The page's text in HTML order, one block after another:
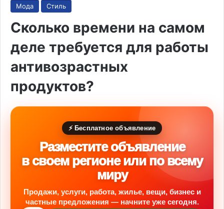
Мода Стиль
Сколько времени на самом
деле требуется для работы
антивозрастных
продуктов?
⚡ Бесплатное объявление
Разместите объявление
в своем регионе или по всему
миру
Продажи, услуги, работа, жилье, вещи, бизнес и
частные предложения — начните уже сегодня.